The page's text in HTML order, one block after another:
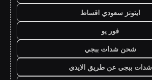
ايتونز سعودي اقساط
فور يو
شحن شدات ببجي
شدات ببجي عن طريق الايدي